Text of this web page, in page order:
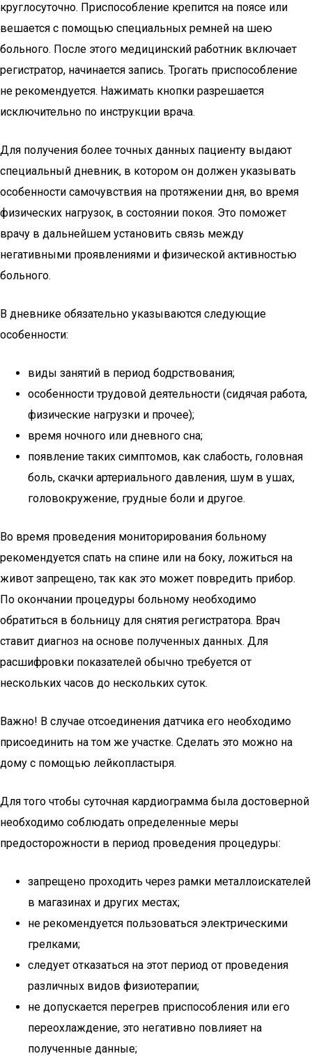
круглосуточно. Приспособление крепится на поясе или
вешается с помощью специальных ремней на шею
больного. После этого медицинский работник включает
регистратор, начинается запись. Трогать приспособление
не рекомендуется. Нажимать кнопки разрешается
исключительно по инструкции врача.
Для получения более точных данных пациенту выдают
специальный дневник, в котором он должен указывать
особенности самочувствия на протяжении дня, во время
физических нагрузок, в состоянии покоя. Это поможет
врачу в дальнейшем установить связь между
негативными проявлениями и физической активностью
больного.
В дневнике обязательно указываются следующие
особенности:
виды занятий в период бодрствования;
особенности трудовой деятельности (сидячая работа,
физические нагрузки и прочее);
время ночного или дневного сна;
появление таких симптомов, как слабость, головная
боль, скачки артериального давления, шум в ушах,
головокружение, грудные боли и другое.
Во время проведения мониторирования больному
рекомендуется спать на спине или на боку, ложиться на
живот запрещено, так как это может повредить прибор.
По окончании процедуры больному необходимо
обратиться в больницу для снятия регистратора. Врач
ставит диагноз на основе полученных данных. Для
расшифровки показателей обычно требуется от
нескольких часов до нескольких суток.
Важно! В случае отсоединения датчика его необходимо
присоединить на том же участке. Сделать это можно на
дому с помощью лейкопластыря.
Для того чтобы суточная кардиограмма была достоверной
необходимо соблюдать определенные меры
предосторожности в период проведения процедуры:
запрещено проходить через рамки металлоискателей
в магазинах и других местах;
не рекомендуется пользоваться электрическими
грелками;
следует отказаться на этот период от проведения
различных видов физиотерапии;
не допускается перегрев приспособления или его
переохлаждение, это негативно повлияет на
полученные данные;